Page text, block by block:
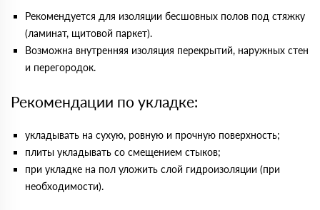
Рекомендуется для изоляции бесшовных полов под стяжку
(ламинат, щитовой паркет).
Возможна внутренняя изоляция перекрытий, наружных стен
и перегородок.
Рекомендации по укладке:
укладывать на сухую, ровную и прочную поверхность;
плиты укладывать со смещением стыков;
при укладке на пол уложить слой гидроизоляции (при
необходимости).